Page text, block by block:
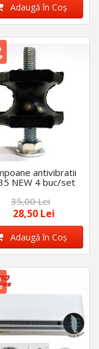
Adaugă în Coş
antivibratii
NEW 4 buc/set
35,00 Lei
28,50 Lei
Adaugă în Coş